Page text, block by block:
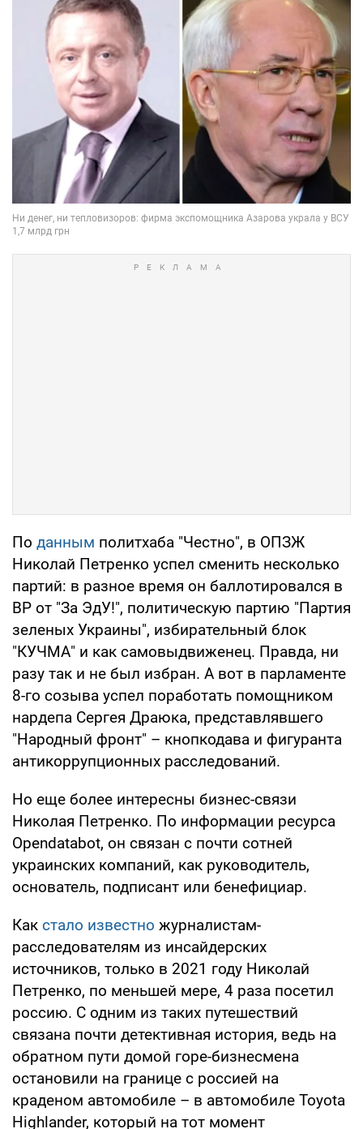
По данным политхаба "Честно", в ОПЗЖ
Николай Петренко успел сменить несколько
партий: в разное время он баллотировался в
ВР от "За ЭдУ!", политическую партию "Партия
зеленых Украины", избирательный блок
"КУЧМА" и как самовыдвиженец. Правда, ни
разу так и не был избран. А вот в парламенте
8-го созыва успел поработать помощником
нардепа Сергея Драюка, представлявшего
"Народный фронт" – кнопкодава и фигуранта
антикоррупционных расследований.
Но еще более интересны бизнес-связи
Николая Петренко. По информации ресурса
Opendatabot, он связан с почти сотней
украинских компаний, как руководитель,
основатель, подписант или бенефициар.
Как стало известно журналистам-
расследователям из инсайдерских
источников, только в 2021 году Николай
Петренко, по меньшей мере, 4 раза посетил
россию. С одним из таких путешествий
связана почти детективная история, ведь на
обратном пути домой горе-бизнесмена
остановили на границе с россией на
краденом автомобиле – в автомобиле Toyota
Highlander, который на тот момент